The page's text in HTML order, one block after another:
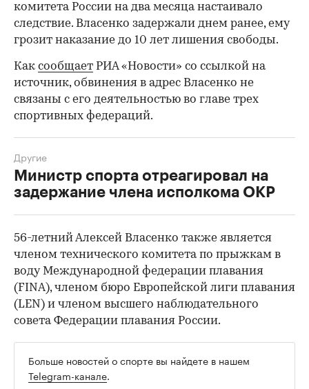
00:00 / 00:00
комитета России на два месяца настаивало
следствие. Власенко задержали днем ранее, ему
грозит наказание до 10 лет лишения свободы.
Как сообщает РИА «Новости» со ссылкой на
источник, обвинения в адрес Власенко не
связаны с его деятельностью во главе трех
спортивных федераций.
Министр спорта отреагировал на
задержание члена исполкома ОКР
Другие
56-летний Алексей Власенко также является
членом технического комитета по прыжкам в
воду Международной федерации плавания
(FINA), членом бюро Европейской лиги плавания
(LEN) и членом высшего наблюдательного
совета Федерации плавания России.
Больше новостей о спорте вы найдете в нашем
Telegram-канале.